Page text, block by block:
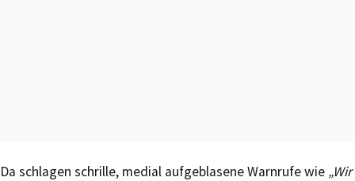
Da schlagen schrille, medial aufgeblasene Warnrufe wie „Wir